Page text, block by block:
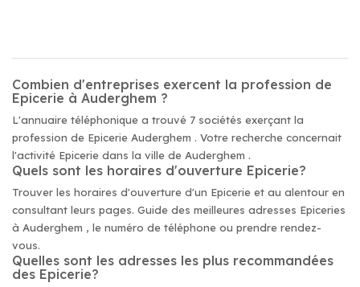
Combien d'entreprises exercent la profession de
Epicerie à Auderghem ?
L'annuaire téléphonique a trouvé 7 sociétés exerçant la
profession de Epicerie Auderghem . Votre recherche concernait
l'activité Epicerie dans la ville de Auderghem .
Quels sont les horaires d'ouverture Epicerie?
Trouver les horaires d'ouverture d'un Epicerie et au alentour en
consultant leurs pages. Guide des meilleures adresses Epiceries
à Auderghem , le numéro de téléphone ou prendre rendez-
vous.
Quelles sont les adresses les plus recommandées
des Epicerie?